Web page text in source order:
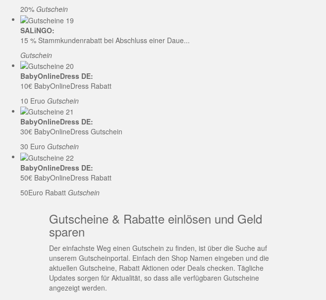
20% Gutschein
SALiNGO:
15 % Stammkundenrabatt bei Abschluss einer Daue...
Gutschein
BabyOnlineDress DE:
10€ BabyOnlineDress Rabatt
10 Eruo Gutschein
BabyOnlineDress DE:
30€ BabyOnlineDress Gutschein
30 Euro Gutschein
BabyOnlineDress DE:
50€ BabyOnlineDress Rabatt
50Euro Rabatt Gutschein
Gutscheine & Rabatte einlösen und Geld
sparen
Der einfachste Weg einen Gutschein zu finden, ist über die Suche auf
unserem Gutscheinportal. Einfach den Shop Namen eingeben und die
aktuellen Gutscheine, Rabatt Aktionen oder Deals checken. Tägliche
Updates sorgen für Aktualität, so dass alle verfügbaren Gutscheine
angezeigt werden.